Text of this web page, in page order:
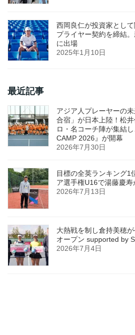
西岡良仁が投資家とし
プライヤー契約を締結
に出場
2025年1月10日
最近記事
アジア人プレーヤーの
合宿」が日本上陸！松
ロ・名コーチ陣が集結
CAMP 2026』が開幕
2026年7月30日
目標の全英ランキング1
ア選手権U16で湯藤慶寿
2026年7月13日
大熱戦を制し倉持美穂
オープン supported by
2026年7月4日